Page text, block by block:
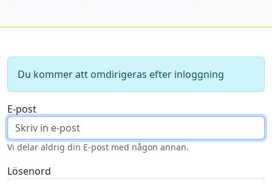
Du kommer att omdirigeras efter inloggning
E-post
Vi delar aldrig din E-post med någon annan.
Lösenord